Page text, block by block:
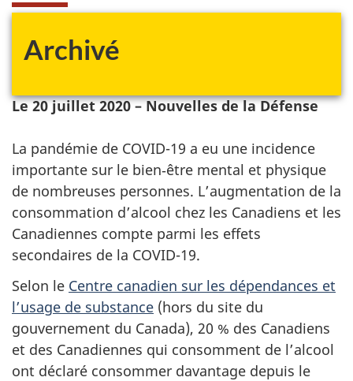
Archivé
Le 20 juillet 2020 – Nouvelles de la Défense
La pandémie de COVID-19 a eu une incidence
importante sur le bien‑être mental et physique
de nombreuses personnes. L’augmentation de la
consommation d’alcool chez les Canadiens et les
Canadiennes compte parmi les effets
secondaires de la COVID-19.
Selon le Centre canadien sur les dépendances et
l’usage de substance (hors du site du
gouvernement du Canada), 20 % des Canadiens
et des Canadiennes qui consomment de l’alcool
ont déclaré consommer davantage depuis le